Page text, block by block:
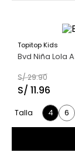
60 %
Topitop Kids
Bvd Niña Lola
S/29.90
S/ 11.96
Talla 4 6